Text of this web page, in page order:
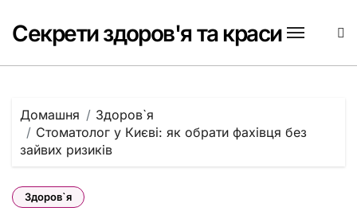
до
вмісту
Секрети здоров'я та краси
Домашня
Здоров`я
Стоматолог у Києві: як обрати фахівця без
зайвих ризиків
Здоров`я